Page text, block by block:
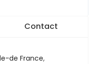
Contact
de France,